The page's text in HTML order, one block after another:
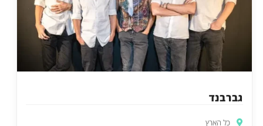
גברבנד
כל הארץ